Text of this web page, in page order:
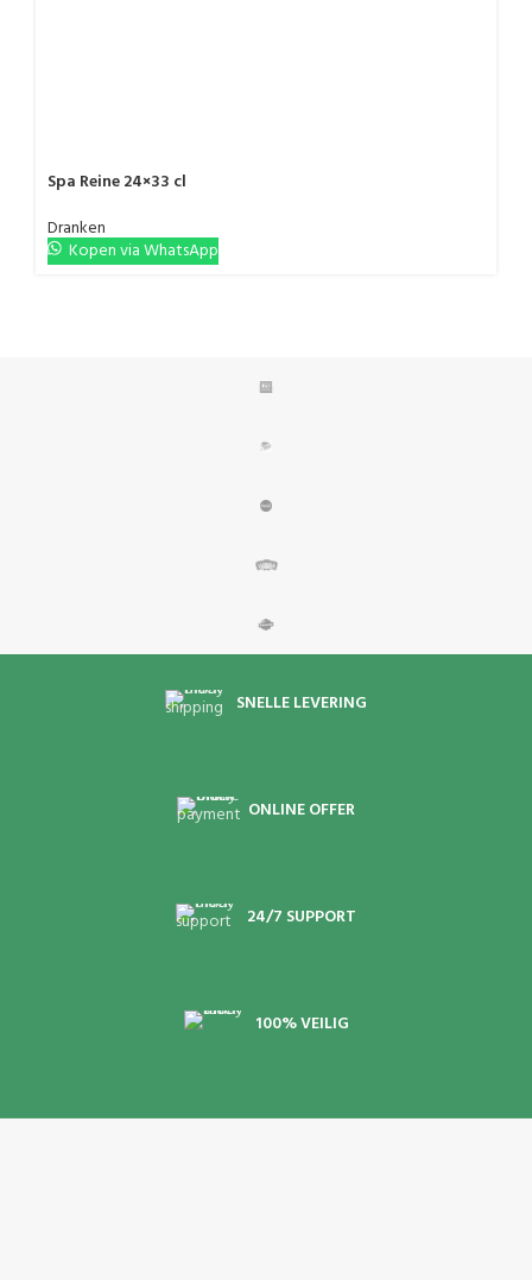
Spa Reine 24×33 cl
Dranken
Kopen via WhatsApp
SNELLE LEVERING
ONLINE OFFER
24/7 SUPPORT
100% VEILIG